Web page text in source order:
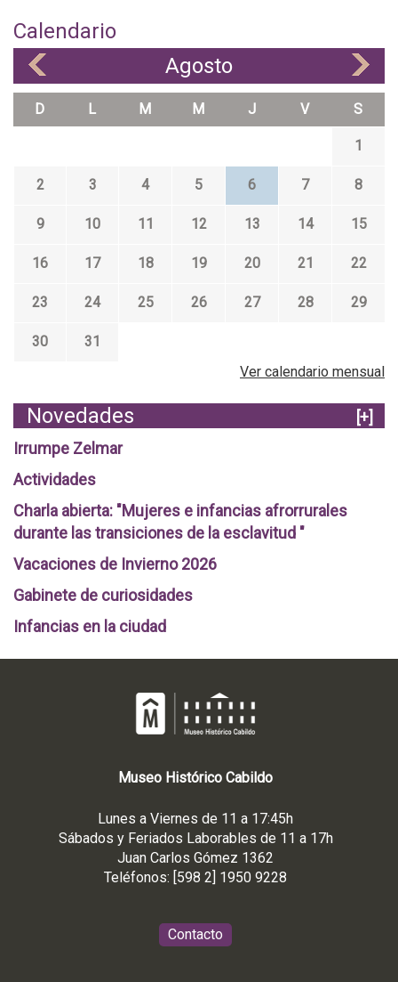
Calendario
Agosto
D L M M J V S
1
2 3 4 5 6 7 8
9 10 11 12 13 14 15
16 17 18 19 20 21 22
23 24 25 26 27 28 29
30
31
Ver calendario mensual
Novedades
[+]
Irrumpe Zelmar
Actividades
Charla abierta: "Mujeres e infancias afrorrurales
durante las transiciones de la esclavitud "
Vacaciones de Invierno 2026
Gabinete de curiosidades
Infancias en la ciudad
Museo Histórico Cabildo
Lunes a Viernes de 11 a 17:45h
Sábados y Feriados Laborables de 11 a 17h
Juan Carlos Gómez 1362
Teléfonos: [598 2] 1950 9228
Contacto